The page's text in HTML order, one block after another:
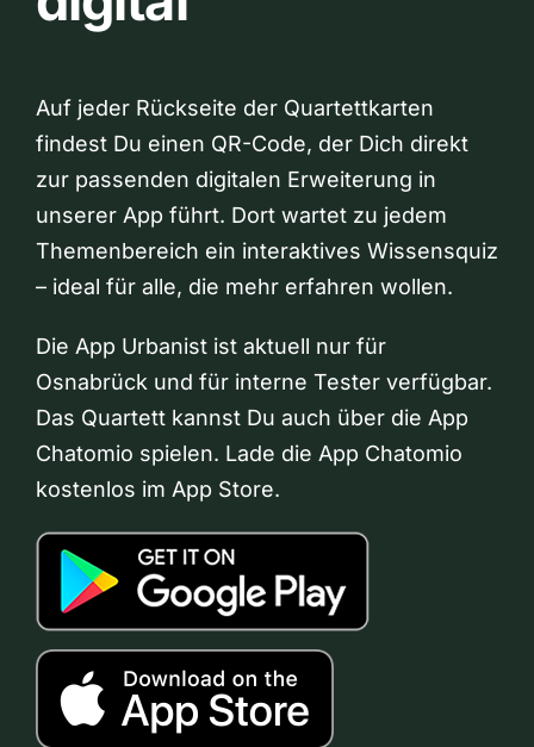
Auf jeder Rückseite der Quartettkarten
findest Du einen QR-Code, der Dich direkt
zur passenden digitalen Erweiterung in
unserer App führt. Dort wartet zu jedem
Themenbereich ein interaktives Wissensquiz
– ideal für alle, die mehr erfahren wollen.
Die App Urbanist ist aktuell nur für
Osnabrück und für interne Tester verfügbar.
Das Quartett kannst Du auch über die App
Chatomio spielen. Lade die App Chatomio
kostenlos im App Store.